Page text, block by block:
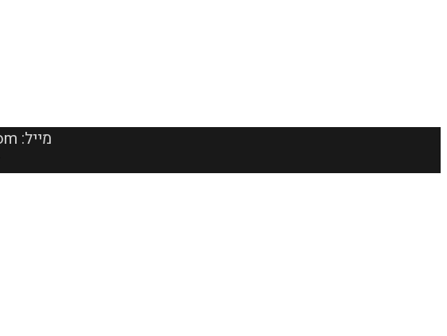
050-4555462 :טלפון | guy.sagy68@gmail.com :מייל